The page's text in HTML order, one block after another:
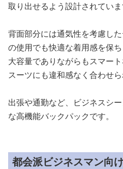
取り出せるよう設計されていま
背面部分には通気性を考慮し
の使用でも快適な着用感を保ち
大容量でありながらもスマー
スーツにも違和感なく合わせら
出張や通勤など、ビジネスシ
な高機能バックパックです。
都会派ビジネスマン向